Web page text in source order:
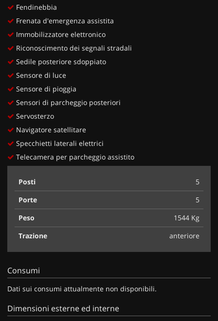
Fendinebbia
Frenata d'emergenza assistita
Immobilizzatore elettronico
Riconoscimento dei segnali stradali
Sedile posteriore sdoppiato
Sensore di luce
Sensore di pioggia
Sensori di parcheggio posteriori
Servosterzo
Navigatore satellitare
Specchietti laterali elettrici
Telecamera per parcheggio assistito
Posti
5
Porte
5
Peso
1544 Kg
Trazione
anteriore
Consumi
Dati sui consumi attualmente non disponibili.
Dimensioni esterne ed interne